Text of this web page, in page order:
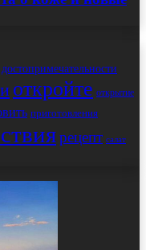
достопримечательности
откройте открытие
приготовления
рецепт салат